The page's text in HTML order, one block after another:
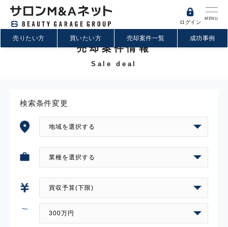
MENU
ログイン
売りたい方 買いたい方 売却案件一覧 成功事例
売却案件情報
Sale deal
検索条件変更